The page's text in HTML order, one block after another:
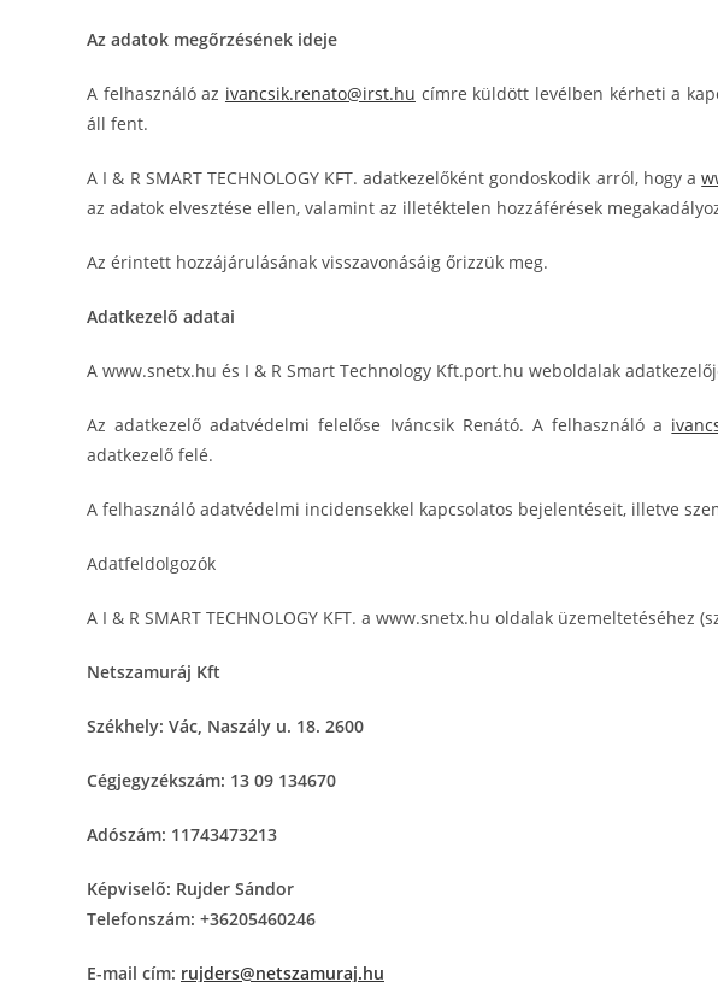
Az adatok megőrzésének ideje
A felhasználó az ivancsik.renato@irst.hu címre küldött levélben kérheti a
áll fent.
A I & R SMART TECHNOLOGY KFT. adatkezelőként gondoskodik arról, hogy a
az adatok elvesztése ellen, valamint az illetéktelen hozzáférések
Az érintett hozzájárulásának visszavonásáig őrizzük meg.
Adatkezelő adatai
A www.snetx.hu és I & R Smart Technology Kft.port.hu weboldalak adatkezelője
Az adatkezelő adatvédelmi felelőse Iváncsik Renátó. A felhasználó a
adatkezelő felé.
A felhasználó adatvédelmi incidensekkel kapcsolatos bejelentéseit, illetve
Adatfeldolgozók
A I & R SMART TECHNOLOGY KFT. a www.snetx.hu oldalak
Netszamuráj Kft
Székhely: Vác, Naszály u. 18. 2600
Cégjegyzékszám: 13 09 134670
Adószám: 11743473213
Képviselő: Rujder Sándor
Telefonszám: +36205460246
E-mail cím: rujders@netszamuraj.hu